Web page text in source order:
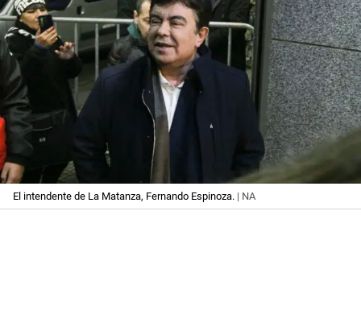
El intendente de La Matanza, Fernando Espinoza. | NA